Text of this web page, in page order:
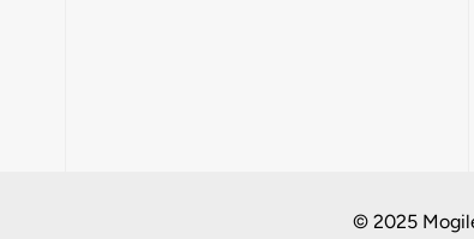
© 2025